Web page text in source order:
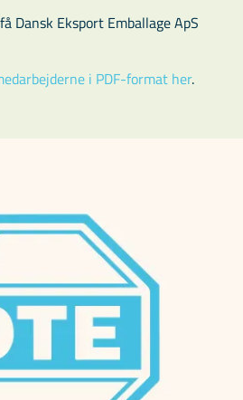
Dansk Eksport Emballage ApS
i PDF-format her.